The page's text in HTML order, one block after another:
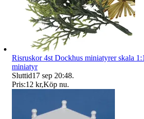
Risruskor 4st Dockhus miniatyrer skala
miniatyr
Sluttid17 sep 20:48.
Pris:12 kr,Köp nu.